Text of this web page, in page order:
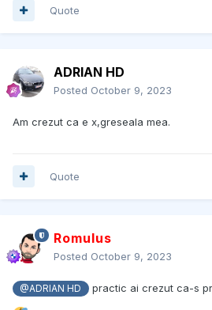
Quote
ADRIAN HD
Posted October 9, 2023
Am crezut ca e x,greseala mea.
Quote
Romulus
Posted October 9, 2023
@ADRIAN HD practic ai crezut ca-s